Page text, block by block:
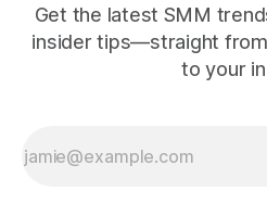
Get the latest SMM
insider tips—straight
to your